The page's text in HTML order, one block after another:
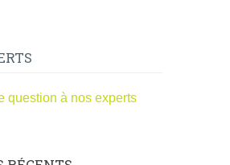
question à nos experts